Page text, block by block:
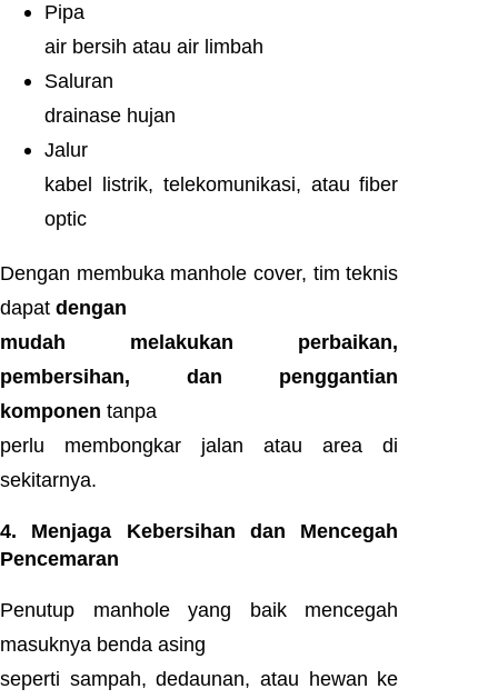
Pipa
air bersih atau air limbah
Saluran
drainase hujan
Jalur
kabel listrik, telekomunikasi, atau fiber
optic
Dengan membuka manhole cover, tim teknis
dapat dengan
mudah melakukan perbaikan,
pembersihan, dan penggantian
komponen tanpa
perlu membongkar jalan atau area di
sekitarnya.
4. Menjaga Kebersihan dan Mencegah
Pencemaran
Penutup manhole yang baik mencegah
masuknya benda asing
seperti sampah, dedaunan, atau hewan ke